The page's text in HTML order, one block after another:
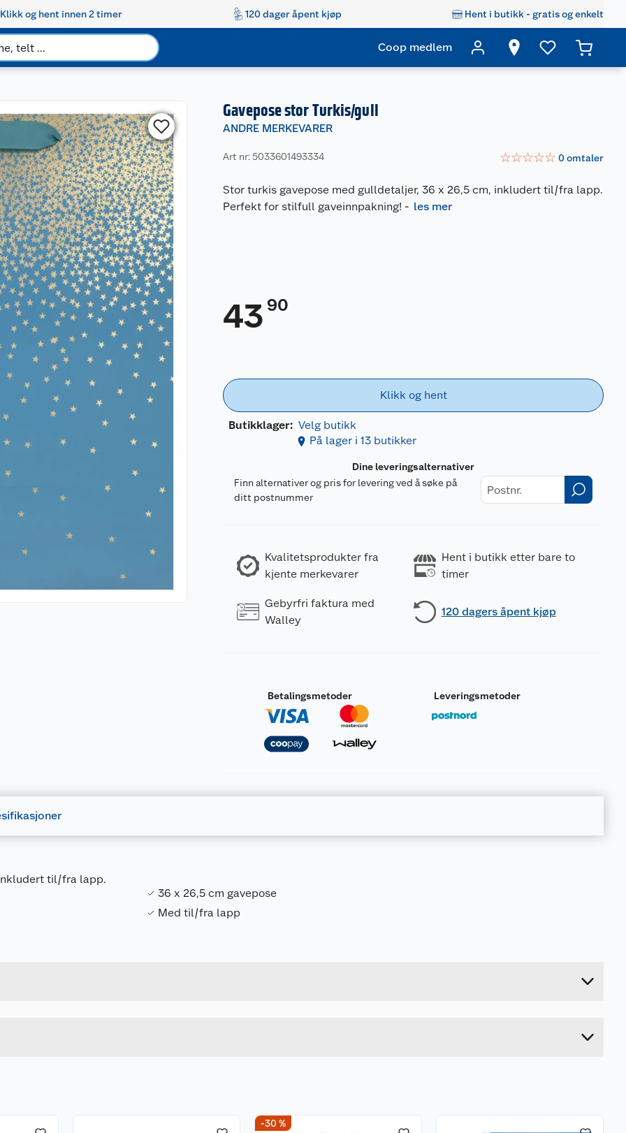
Klikk og hent innen 2 timer 120 dager åpent kjøp Hent i butikk - gratis og enkelt
Coop medlem
Gavepose stor Turkis/gull
ANDRE MERKEVARER
Art nr: 5033601493334 ☆☆☆☆☆ 0omtaler
Stor turkis gavepose med gulldetaljer, 36 x 26,5 cm, inkludert til/fra lapp.
Perfekt for stilfull gaveinnpakning! - les mer
43 90
Klikk og hent
Butikklager: Velg butikk
På lager i 13 butikker
Dine leveringsalternativer
Finn alternativer og pris for levering ved å søke på
ditt postnummer
Kvalitetsprodukter fra
kjente merkevarer
Hent i butikk etter bare to
timer
Gebyrfri faktura med
Walley
120 dagers åpent kjøp
Betalingsmetoder Leveringsmetoder
til/fra lapp.
36 x 26,5 cm gavepose
Med til/fra lapp
-30 %